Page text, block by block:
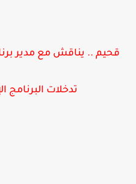
قحيم .. يناقش مع مدير
تدخلات البرنامج